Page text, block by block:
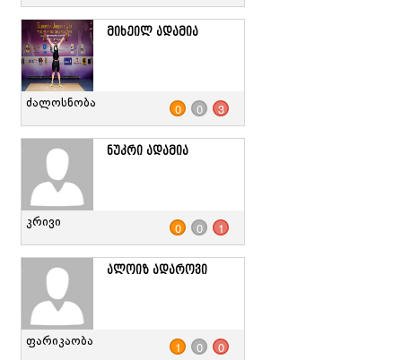
მიხეილ ადამია
ძალოსნობა 0 0 3
ნუკრი ადამია
კრივი 0 0 1
ალოიზ ადაროვი
ფარიკაობა 1 0 0